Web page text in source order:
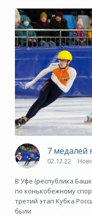
7 медалей
02.12.22
В Уфе (республика
по конькобежному
третий этап Кубка
были